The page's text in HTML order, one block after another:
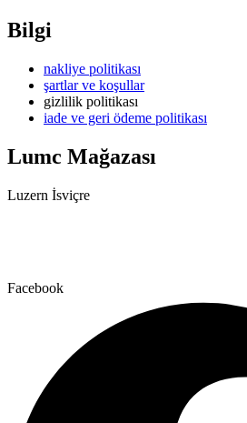
Bilgi
nakliye politikası
şartlar ve koşullar
gizlilik politikası
iade ve geri ödeme politikası
Lumc Mağazası
Luzern İsviçre
Facebook